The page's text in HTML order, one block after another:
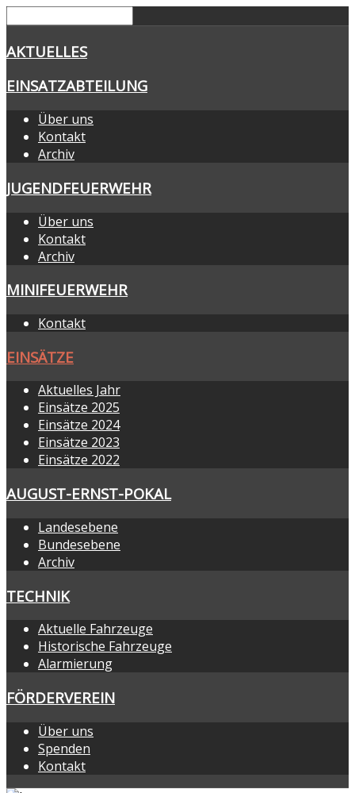
AKTUELLES
EINSATZABTEILUNG
Über uns
Kontakt
Archiv
JUGENDFEUERWEHR
Über uns
Kontakt
Archiv
MINIFEUERWEHR
Kontakt
EINSÄTZE
Aktuelles Jahr
Einsätze 2025
Einsätze 2024
Einsätze 2023
Einsätze 2022
AUGUST-ERNST-POKAL
Landesebene
Bundesebene
Archiv
TECHNIK
Aktuelle Fahrzeuge
Historische Fahrzeuge
Alarmierung
FÖRDERVEREIN
Über uns
Spenden
Kontakt